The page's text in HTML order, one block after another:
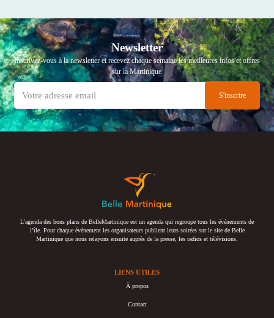
Newsletter
Inscrivez-vous à la newsletter et recevez chaque semaine les meilleures infos et offres
sur la Martinique
L’agenda des bons plans de BelleMartinique est un agenda qui regroupe tous les événements de
l’île. Pour chaque événement les organisateurs publient leurs soirées sur le site de Belle
Martinique que nous relayons ensuite auprès de la presse, les radios et télévisions.
LIENS UTILES
À propos
Contact